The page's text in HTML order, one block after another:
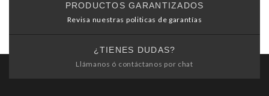
PRODUCTOS GARANTIZADOS
Revisa nuestras politicas de garantías
¿TIENES DUDAS?
Llámanos ó contáctanos por chat